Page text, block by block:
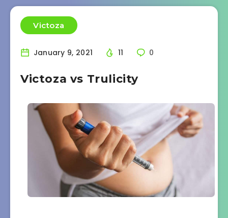
Victoza
January 9, 2021 11 0
Victoza vs Trulicity